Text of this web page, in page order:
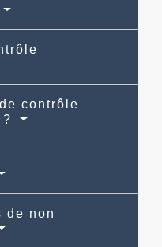
contrôle
de non